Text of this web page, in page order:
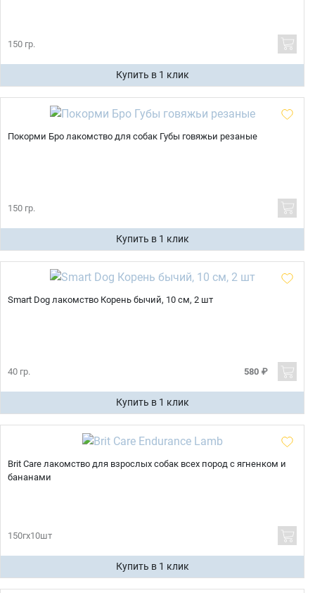
150 гр.
Купить в 1 клик
Покорми Бро лакомство для собак Губы говяжьи резаные
150 гр.
Купить в 1 клик
Smart Dog лакомство Корень бычий, 10 см, 2 шт
40 гр. 580 ₽
Купить в 1 клик
Brit Care лакомство для взрослых собак всех пород с ягненком и
бананами
150гх10шт
Купить в 1 клик